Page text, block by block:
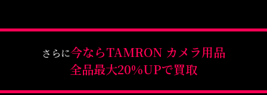
さらに今ならTAMRON カメラ用品
全品最大20%UPで買取